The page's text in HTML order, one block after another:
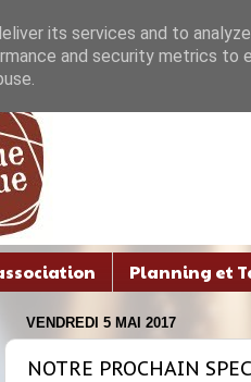
Planning et
VENDREDI 5 MAI 2017
NOTRE PROCHAIN
its services and to
and security metrics to